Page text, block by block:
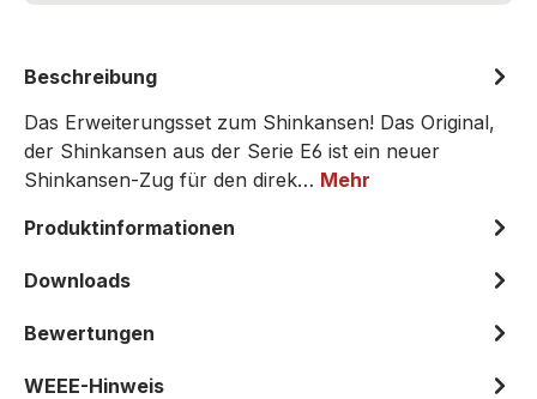
Beschreibung
Das Erweiterungsset zum Shinkansen! Das Original,
der Shinkansen aus der Serie E6 ist ein neuer
Shinkansen-Zug für den direk… Mehr
Produktinformationen
Downloads
Bewertungen
WEEE-Hinweis